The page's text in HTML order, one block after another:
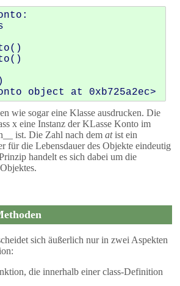
wie sogar eine Klasse ausdrucken. Die
x eine Instanz der KLasse Konto im
ist. Die Zahl nach dem atist ein
für die Lebensdauer des Objekte eindeutig
handelt es sich dabei um die
sich äußerlich nur in zwei Aspekten
die innerhalb einer class-Definition